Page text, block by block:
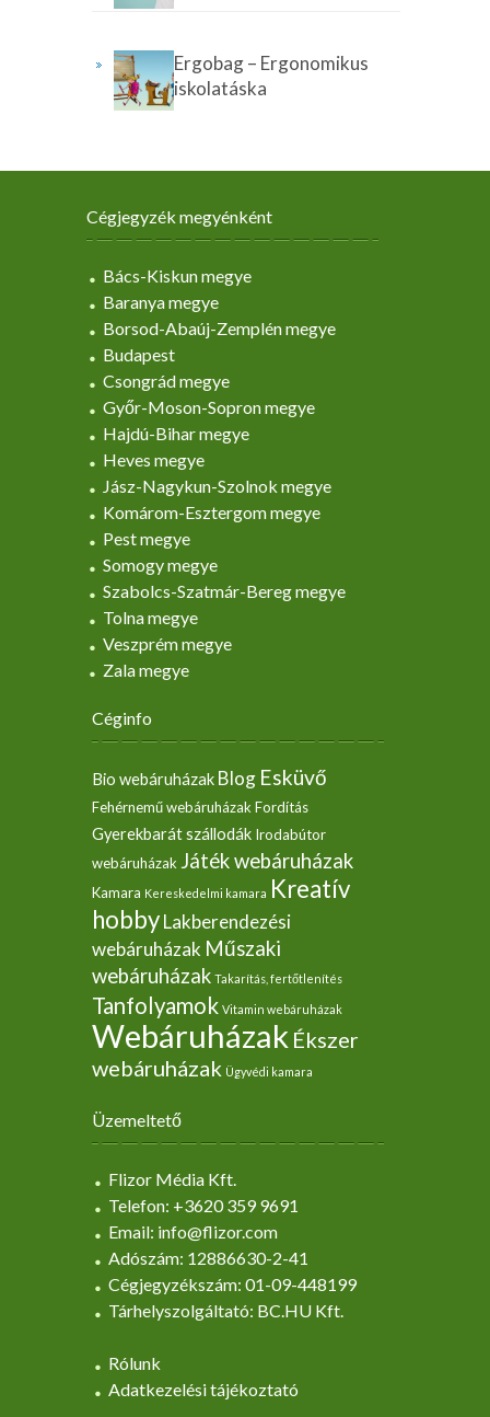
Ergobag – Ergonomikus
iskolatáska
Cégjegyzék megyénként
Bács-Kiskun megye
Baranya megye
Borsod-Abaúj-Zemplén megye
Budapest
Csongrád megye
Győr-Moson-Sopron megye
Hajdú-Bihar megye
Heves megye
Jász-Nagykun-Szolnok megye
Komárom-Esztergom megye
Pest megye
Somogy megye
Szabolcs-Szatmár-Bereg megye
Tolna megye
Veszprém megye
Zala megye
Céginfo
Bio webáruházak Blog Esküvő
Fehérnemű webáruházakFordítás
Gyerekbarát szállodák Irodabútor
webáruházakJáték webáruházak
Kamara Kereskedelmi kamara Kreatív
hobbyLakberendezési
webáruházak Műszaki
webáruházak Takarítás, fertőtlenítés
Tanfolyamok Vitamin webáruházak
Webáruházak Ékszer
webáruházak Ügyvédi kamara
Üzemeltető
Flizor Média Kft.
Telefon: +3620 359 9691
Email: info@flizor.com
Adószám: 12886630-2-41
Cégjegyzékszám: 01-09-448199
Tárhelyszolgáltató: BC.HU Kft.
Rólunk
Adatkezelési tájékoztató